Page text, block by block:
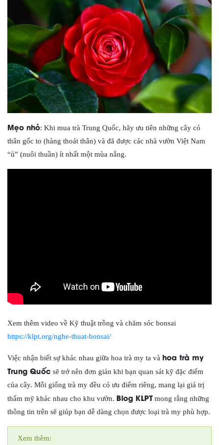
Mẹo nhỏ: Khi mua trà Trung Quốc, hãy ưu tiên những cây có
thân gốc to (hàng thoát thân) và đã được các nhà vườn Việt Nam
“ủ” (nuôi thuần) ít nhất một mùa nắng.
Xem thêm video về Kỹ thuật trồng và chăm sóc bonsai
https://klpt.org/nghe-thuat-bonsai/
Việc nhận biết sự khác nhau giữa hoa trà my ta và hoa trà my
Trung Quốc sẽ trở nên đơn giản khi bạn quan sát kỹ đặc điểm
của cây. Mỗi giống trà my đều có ưu điểm riêng, mang lại giá trị
thẩm mỹ khác nhau cho khu vườn. Blog KLPTmong rằng những
thông tin trên sẽ giúp bạn dễ dàng chọn được loại trà my phù hợp.
Xem thêm: